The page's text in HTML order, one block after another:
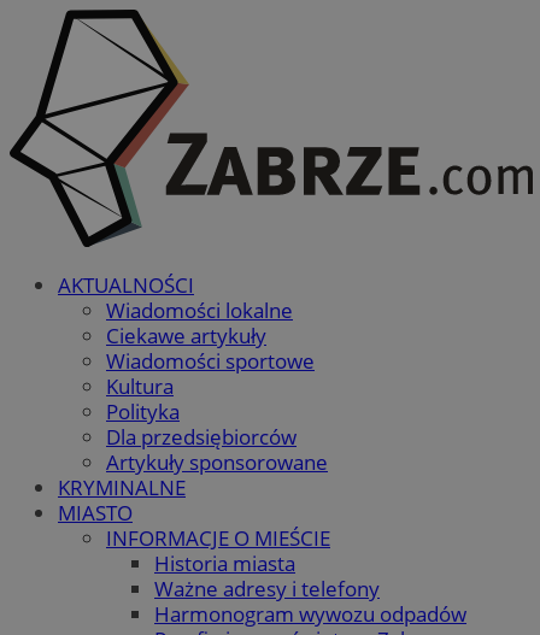
AKTUALNOŚCI
Wiadomości lokalne
Ciekawe artykuły
Wiadomości sportowe
Kultura
Polityka
Dla przedsiębiorców
Artykuły sponsorowane
KRYMINALNE
MIASTO
INFORMACJE O MIEŚCIE
Historia miasta
Ważne adresy i telefony
Harmonogram wywozu odpadów